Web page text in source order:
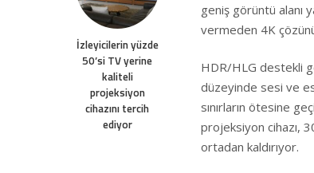
İzleyicilerin yüzde
50’si TV yerine
kaliteli
projeksiyon
cihazını tercih
ediyor
geniş görüntü alanı
vermeden 4K
HDR/HLG destekli
düzeyinde sesi ve
sınırların ötesine
projeksiyon cihazı,
ortadan kaldırıyor.